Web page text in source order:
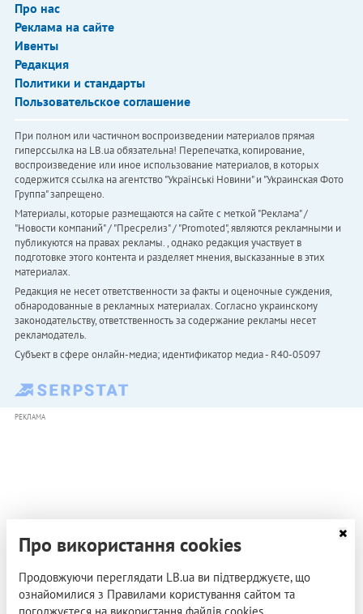
Про нас
Реклама на сайте
Ивенты
Редакция
Политики и стандарты
Пользовательское соглашение
При полном или частичном воспроизведении материалов прямая
гиперссылка на LB.ua обязательна! Перепечатка, копирование,
воспроизведение или иное использование материалов, в которых
содержится ссылка на агентство "Українськi Новини" и "Украинская Фото
Группа" запрещено.
Материалы, которые размещаются на сайте с меткой "Реклама" /
"Новости компаний" / "Пресрелиз" / "Promoted", являются рекламными и
публикуются на правах рекламы. , однако редакция участвует в
подготовке этого контента и разделяет мнения, высказанные в этих
материалах.
Редакция не несет ответственности за факты и оценочные суждения,
обнародованные в рекламных материалах. Согласно украинскому
законодательству, ответственность за содержание рекламы несет
рекламодатель.
Субъект в сфере онлайн-медиа; идентификатор медиа - R40-05097
РЕКЛАМА
Про використання cookies
Продовжуючи переглядати LB.ua ви підтверджуєте, що
ознайомилися з Правилами користування сайтом та